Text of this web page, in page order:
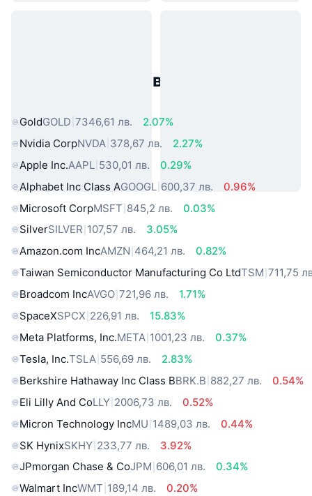
Популярни активи от реалния
GoldGOLD 7346,61 лв.
2.07%
Nvidia CorpNVDA 378,67 лв.
2.27%
Apple Inc.AAPL 530,01 лв.
0.29%
Alphabet Inc Class AGOOGL 600,37 лв.
0.96%
Microsoft CorpMSFT 845,2 лв.
0.03%
SilverSILVER 107,57 лв.
3.05%
Amazon.com IncAMZN 464,21 лв.
0.82%
Taiwan Semiconductor Manufacturing Co LtdTSM 711,75
Broadcom IncAVGO 721,96 лв.
1.71%
SpaceXSPCX 226,91 лв.
15.83%
Meta Platforms, Inc.META 1001,23 лв.
0.37%
Tesla, Inc.TSLA 556,69 лв.
2.83%
Berkshire Hathaway Inc Class BBRK.B 882,27 лв.
0.54%
Eli Lilly And CoLLY 2006,73 лв.
0.52%
Micron Technology IncMU 1489,03 лв.
0.44%
SK HynixSKHY 233,77 лв.
3.92%
JPmorgan Chase & CoJPM 606,01 лв.
0.34%
Walmart IncWMT 189,14 лв. 0.20%